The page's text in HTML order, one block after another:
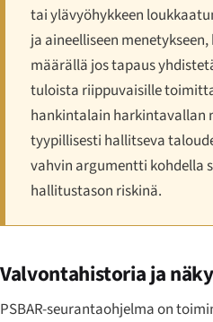
tai ylävyöhykkeen
ja aineelliseen
määrällä jos tapaus
tuloista riippuvaisille
hankintalain harkintavallan
tyypillisesti hallitseva
vahvin argumentti kohdella
hallitustason riskinä.
Valvontahistoria ja
PSBAR-seurantaohjelma on